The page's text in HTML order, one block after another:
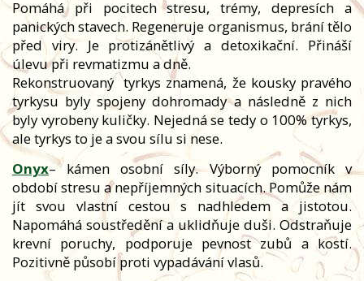
Pomáhá při pocitech stresu, trémy, depresích a
panických stavech. Regeneruje organismus, brání tělo
před viry. Je protizánětlivý a detoxikační. Přináší
úlevu při revmatizmu a dně.
Rekonstruovaný tyrkys znamená, že kousky pravého
tyrkysu byly spojeny dohromady a následně z nich
byly vyrobeny kuličky. Nejedná se tedy o 100% tyrkys,
ale tyrkys to je a svou sílu si nese.
Onyx– kámen osobní síly. Výborný pomocník v
období stresu a nepříjemných situacích. Pomůže nám
jít svou vlastní cestou s nadhledem a jistotou.
Napomáhá soustředění a uklidňuje duši. Odstraňuje
krevní poruchy, podporuje pevnost zubů a kostí.
Pozitivně působí proti vypadávání vlasů.